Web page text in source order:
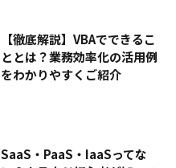
【徹底解説】VBAでできるこ
ととは？業務効率化の活用例
をわかりやすくご紹介
SaaS・PaaS・IaaSってな